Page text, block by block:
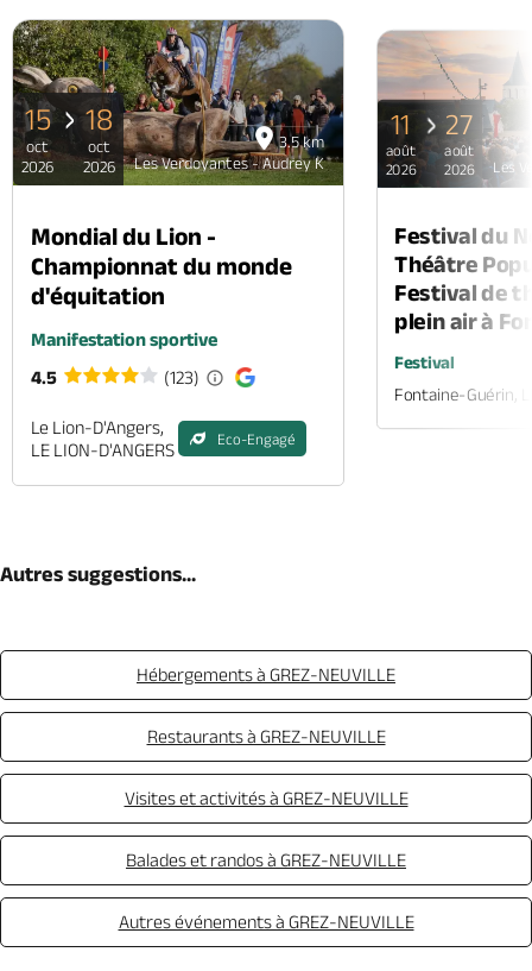
3.5 km
Les Verdoyantes - Audrey K
15
oct
2026
18
oct
2026
Mondial du Lion -
Championnat du monde
d'équitation
Manifestation sportive
4.5
(123)
Le Lion-D'Angers,
LE LION-D'ANGERS
Eco-Engagé
Les
11
août
2026
27
août
2026
Festival du
Théâtre
Festival de
plein air à
Festival
Fontaine-Guérin,
Autres suggestions...
Hébergements à GREZ-NEUVILLE
Restaurants à GREZ-NEUVILLE
Visites et activités à GREZ-NEUVILLE
Balades et randos à GREZ-NEUVILLE
Autres événements à GREZ-NEUVILLE